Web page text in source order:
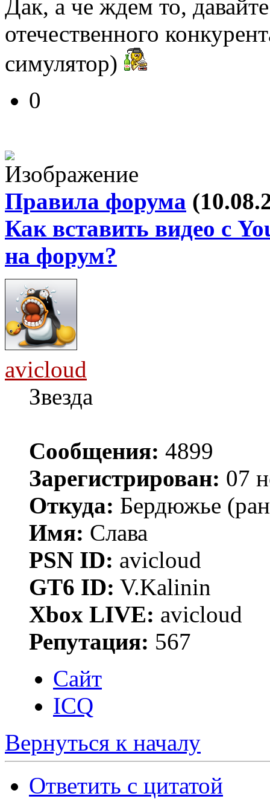
Дак, а че ждем то,
отечественного
симулятор)
0
Правила форума
Как вставить видео с
на форум?
avicloud
Звезда
Сообщения: 4899
Зарегистрирован: 07
Откуда: Бердюжье
Имя: Слава
PSN ID: avicloud
GT6 ID: V.Kalinin
Xbox LIVE: avicloud
Репутация: 567
Сайт
ICQ
Вернуться к началу
Ответить с цитатой